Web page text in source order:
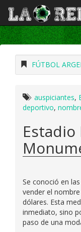
FÚTBOL
auspiciantes,
deportivo,
Estadio
Se conoció en
vender el
dólares. Esta
inmediato, sino
paso de una